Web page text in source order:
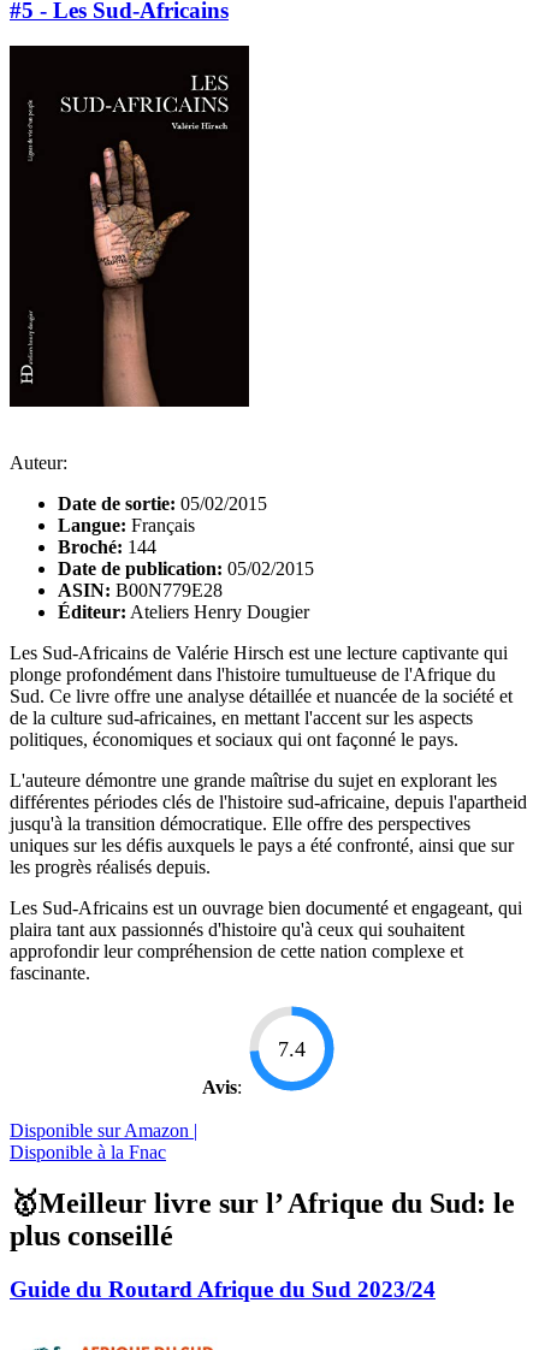
#5 - Les Sud-Africains
Auteur:
Date de sortie: 05/02/2015
Langue: Français
Broché: 144
Date de publication: 05/02/2015
ASIN: B00N779E28
Éditeur: Ateliers Henry Dougier
Les Sud-Africains de Valérie Hirsch est une lecture captivante qui
plonge profondément dans l'histoire tumultueuse de l'Afrique du
Sud. Ce livre offre une analyse détaillée et nuancée de la société et
de la culture sud-africaines, en mettant l'accent sur les aspects
politiques, économiques et sociaux qui ont façonné le pays.
L'auteure démontre une grande maîtrise du sujet en explorant les
différentes périodes clés de l'histoire sud-africaine, depuis l'apartheid
jusqu'à la transition démocratique. Elle offre des perspectives
uniques sur les défis auxquels le pays a été confronté, ainsi que sur
les progrès réalisés depuis.
Les Sud-Africains est un ouvrage bien documenté et engageant, qui
plaira tant aux passionnés d'histoire qu'à ceux qui souhaitent
approfondir leur compréhension de cette nation complexe et
fascinante.
Avis:
7.4
Disponible sur Amazon |
Disponible à la Fnac
🥇Meilleur livre sur l’ Afrique du Sud: le
plus conseillé
Guide du Routard Afrique du Sud 2023/24